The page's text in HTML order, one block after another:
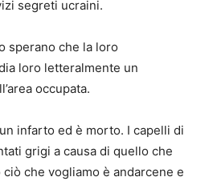
segreti ucraini.
sperano che la loro
loro letteralmente un
occupata.
infarto ed è morto. I capelli di
grigi a causa di quello che
che vogliamo è andarcene e